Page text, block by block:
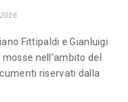
Fittipaldi e Gianluigi
nell’ambito del
riservati dalla